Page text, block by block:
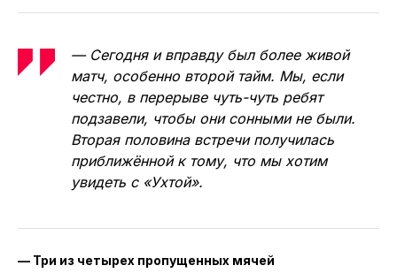
— Сегодня и вправду был более живой
матч, особенно второй тайм. Мы, если
честно, в перерыве чуть-чуть ребят
подзавели, чтобы они сонными не были.
Вторая половина встречи получилась
приближённой к тому, что мы хотим
увидеть с «Ухтой».
— Три из четырех пропущенных мячей